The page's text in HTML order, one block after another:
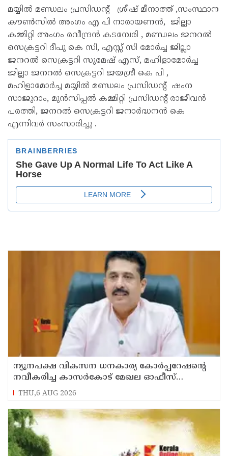
മയ്യിൽ മണ്ഡലം പ്രസിഡൻ്റ് ശ്രീഷ് മീനാത്ത് ,സംസ്ഥാന
കൗൺസിൽ അംഗം എ പി നാരായണൻ, ജില്ലാ
കമ്മിറ്റി അംഗം രവീന്ദ്രൻ കടമ്പേരി , മണ്ഡലം ജനറൽ
സെക്രട്ടറി ദീപു കെ സി, എസ്സ് സി മോർച്ച ജില്ലാ
ജനറൽ സെക്രട്ടറി സുമേഷ് എസ്, മഹിളാമോർച്ച
ജില്ലാ ജനറൽ സെക്രട്ടറി ജയശ്രീ കെ പി ,
മഹിളാമോർച്ച മയ്യിൽ മണ്ഡലം പ്രസിഡൻ്റ് ഷംന
സാജുറാം, മുൻസിപ്പൽ കമ്മിറ്റി പ്രസിഡൻ്റ് രാജീവൻ
പരത്തി, ജനറൽ സെക്രട്ടറി ജനാർദ്ധനൻ കെ
എന്നിവർ സംസാരിച്ചു .
ന്യൂനപക്ഷ വികസന ധനകാര്യ കോർപ്പറേഷന്റെ
നവീകരിച്ച കാസർകോട് മേഖല ഓഫീസ്
ആഗസ്ത് 10ന് മന്ത്രി എൻ.ഷംസുദ്ദീൻ നാടിന്
THU,6 AUG 2026